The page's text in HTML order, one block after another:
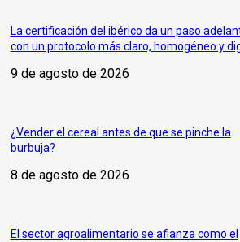
La certificación del ibérico da un paso
con un protocolo más claro, homogéneo y
9 de agosto de 2026
¿Vender el cereal antes de que se pinche la
burbuja?
8 de agosto de 2026
El sector agroalimentario se afianza como el